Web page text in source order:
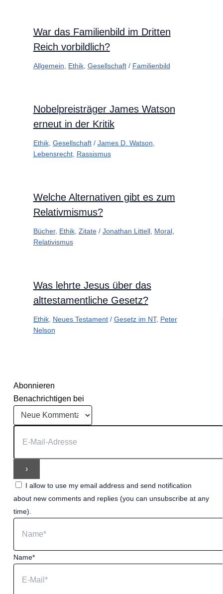
War das Familienbild im Dritten
Reich vorbildlich?
Allgemein Ethik, Gesellschaft/ Familienbild
Nobelpreisträger James Watson
erneut in der Kritik
Ethik, Gesellschaft/ James D. Watson
Lebensrecht, Rassismus
Welche Alternativen gibt es zum
Relativmismus?
Bücher, Ethik, Zitate/ Jonathan Littell, Moral,
Relativismus
Was lehrte Jesus über das
alttestamentliche Gesetz?
Ethik, Neues Testament/ Gesetz im NT, Peter
Nelson
Abonnieren
Benachrichtigen bei
I allow to use my email address and send notification
about new comments and replies (you can unsubscribe at any
time).
Name*